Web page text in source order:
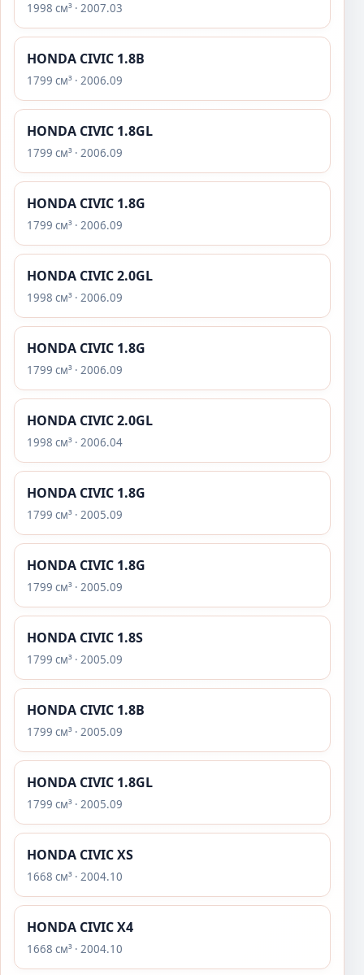
1998 см³ · 2007.03
HONDA CIVIC 1.8B
1799 см³ · 2006.09
HONDA CIVIC 1.8GL
1799 см³ · 2006.09
HONDA CIVIC 1.8G
1799 см³ · 2006.09
HONDA CIVIC 2.0GL
1998 см³ · 2006.09
HONDA CIVIC 1.8G
1799 см³ · 2006.09
HONDA CIVIC 2.0GL
1998 см³ · 2006.04
HONDA CIVIC 1.8G
1799 см³ · 2005.09
HONDA CIVIC 1.8G
1799 см³ · 2005.09
HONDA CIVIC 1.8S
1799 см³ · 2005.09
HONDA CIVIC 1.8B
1799 см³ · 2005.09
HONDA CIVIC 1.8GL
1799 см³ · 2005.09
HONDA CIVIC XS
1668 см³ · 2004.10
HONDA CIVIC X4
1668 см³ · 2004.10